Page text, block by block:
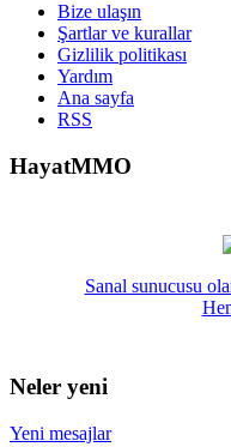
Bize ulaşın
Şartlar ve kurallar
Gizlilik politikası
Yardım
Ana sayfa
RSS
HayatMMO
Sanal sunucusu
Neler yeni
Yeni mesajlar